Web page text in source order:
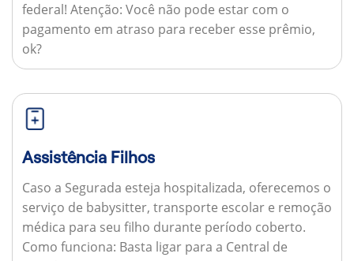
federal! Atenção: Você não pode estar com o
pagamento em atraso para receber esse prêmio,
ok?
Assistência Filhos
Caso a Segurada esteja hospitalizada, oferecemos o
serviço de babysitter, transporte escolar e remoção
médica para seu filho durante período coberto.
Como funciona: Basta ligar para a Central de